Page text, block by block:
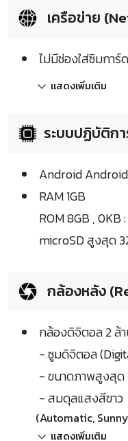
เครือข่าย
ไม่มีช่องใส่ซิมการ์
แสดงเพิ่มเติม
ระบบปฏิบัติกา
Android
RAM 1GB
ROM 8GB , 0KB
microSD สูงสุด
กล้องหลัง
กล้องดิจิตอล 2 ล้
- ซูมดิจิตอล
- ขนาดภาพสูงสุด
- สมดุลแสงสีขาว
(Automatic,
แสดงเพิ่มเติม